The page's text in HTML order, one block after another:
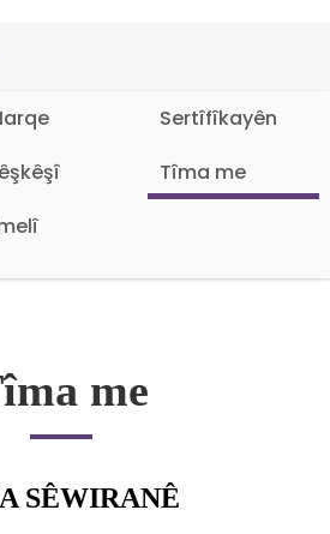
Sertîfîkayên
Tîma me
me
SÊWIRANÊ